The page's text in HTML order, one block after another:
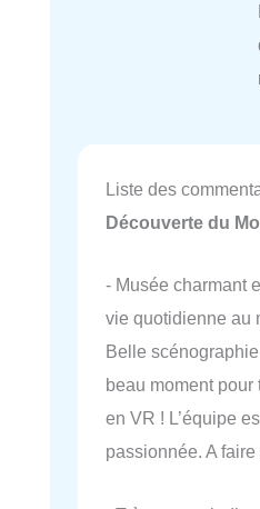
Liste des
Découverte du
- Musée charmant
vie quotidienne au
Belle
beau moment pour
en VR ! L’équipe
passionnée. A